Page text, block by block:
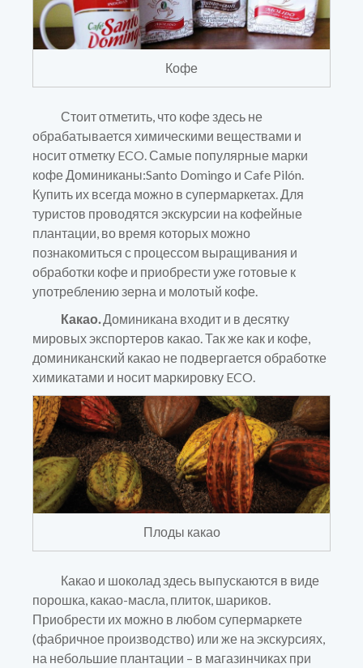
Кофе
Стоит отметить, что кофе здесь не
обрабатывается химическими веществами и
носит отметку ECO. Самые популярные марки
кофе Доминиканы:Santo Domingo и Cafe Pilón.
Купить их всегда можно в супермаркетах. Для
туристов проводятся экскурсии на кофейные
плантации, во время которых можно
познакомиться с процессом выращивания и
обработки кофе и приобрести уже готовые к
употреблению зерна и молотый кофе.
Какао. Доминикана входит и в десятку
мировых экспортеров какао. Так же как и кофе,
доминиканский какао не подвергается обработке
химикатами и носит маркировку ECO.
Плоды какао
Какао и шоколад здесь выпускаются в виде
порошка, какао-масла, плиток, шариков.
Приобрести их можно в любом супермаркете
(фабричное производство) или же на экскурсиях,
на небольшие плантации – в магазинчиках при